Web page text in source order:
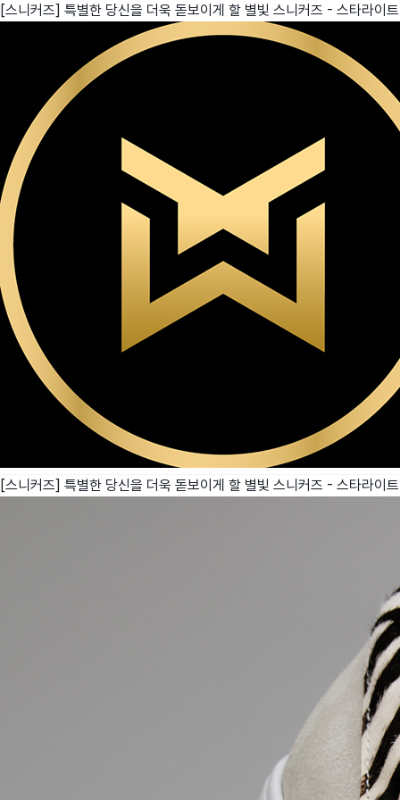
[스니커즈] 특별한 당신을 더욱 돋보이게 할 별빛 스니커즈 - 스타라이트
[스니커즈] 특별한 당신을 더욱 돋보이게 할 별빛 스니커즈 - 스타라이트
친구
와디즈 에디션